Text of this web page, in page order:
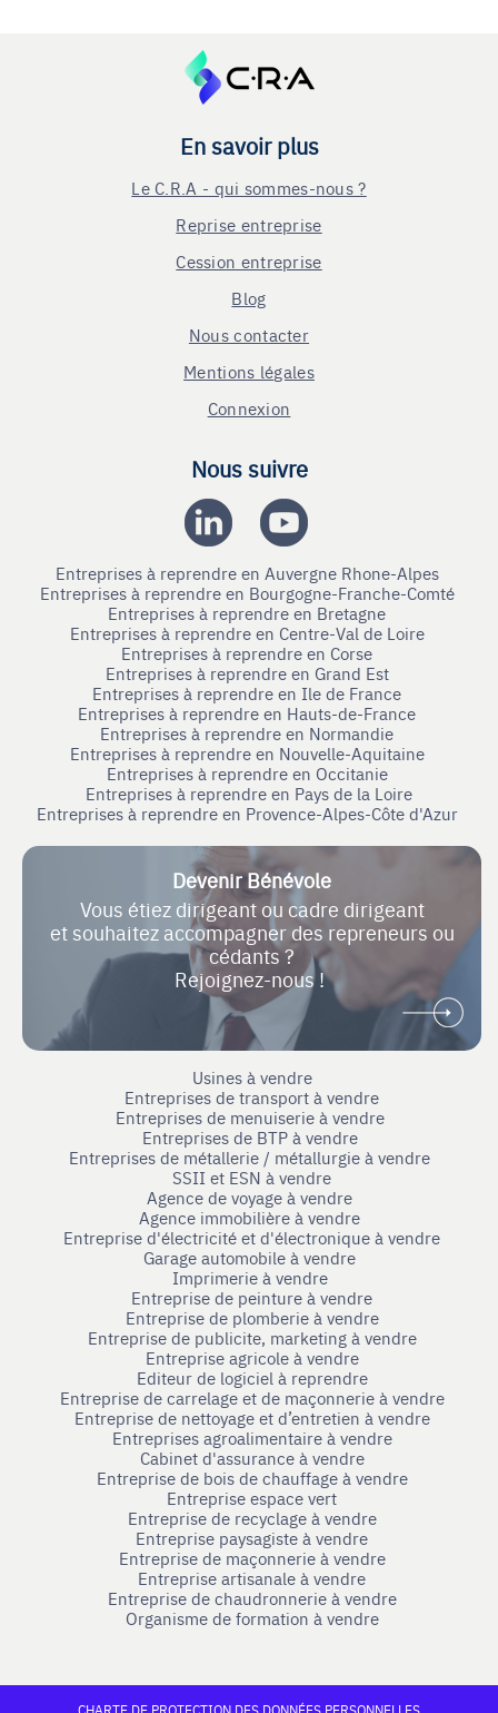
En savoir plus
Le C.R.A - qui sommes-nous ?
Reprise entreprise
Cession entreprise
Blog
Nous contacter
Mentions légales
Connexion
Nous suivre
Entreprises à reprendre en Auvergne Rhone-Alpes
Entreprises à reprendre en Bourgogne-Franche-Comté
Entreprises à reprendre en Bretagne
Entreprises à reprendre en Centre-Val de Loire
Entreprises à reprendre en Corse
Entreprises à reprendre en Grand Est
Entreprises à reprendre en Ile de France
Entreprises à reprendre en Hauts-de-France
Entreprises à reprendre en Normandie
Entreprises à reprendre en Nouvelle-Aquitaine
Entreprises à reprendre en Occitanie
Entreprises à reprendre en Pays de la Loire
Entreprises à reprendre en Provence-Alpes-Côte d'Azur
Devenir Bénévole
Vous étiez dirigeant ou cadre dirigeant
et souhaitez accompagner des repreneurs ou
cédants ?
Rejoignez-nous !
Usines à vendre
Entreprises de transport à vendre
Entreprises de menuiserie à vendre
Entreprises de BTP à vendre
Entreprises de métallerie / métallurgie à vendre
SSII et ESN à vendre
Agence de voyage à vendre
Agence immobilière à vendre
Entreprise d'électricité et d'électronique à vendre
Garage automobile à vendre
Imprimerie à vendre
Entreprise de peinture à vendre
Entreprise de plomberie à vendre
Entreprise de publicite, marketing à vendre
Entreprise agricole à vendre
Editeur de logiciel à reprendre
Entreprise de carrelage et de maçonnerie à vendre
Entreprise de nettoyage et d’entretien à vendre
Entreprises agroalimentaire à vendre
Cabinet d'assurance à vendre
Entreprise de bois de chauffage à vendre
Entreprise espace vert
Entreprise de recyclage à vendre
Entreprise paysagiste à vendre
Entreprise de maçonnerie à vendre
Entreprise artisanale à vendre
Entreprise de chaudronnerie à vendre
Organisme de formation à vendre